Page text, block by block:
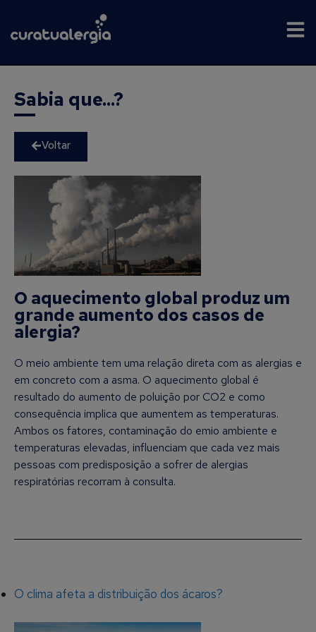
Sabia que...?
Voltar
O aquecimento global produz um
grande aumento dos casos de
alergia?
O meio ambiente tem uma relação direta com as alergias e
em concreto com a asma. O aquecimento global é
resultado do aumento de poluição por CO2 e como
consequência implica que aumentem as temperaturas.
Ambos os fatores, contaminação do emio ambiente e
temperaturas elevadas, influenciam que cada vez mais
pessoas com predisposição a sofrer de alergias
respiratórias recorram à consulta.
O clima afeta a distribuição dos ácaros?